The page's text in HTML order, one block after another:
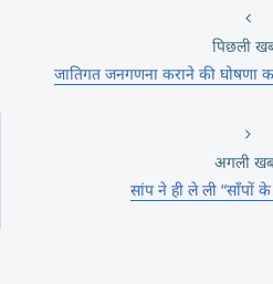
पिछली
जातिगत जनगणना कराने की घोषणा
अगली
सांप ने ही ले ली “साँपों